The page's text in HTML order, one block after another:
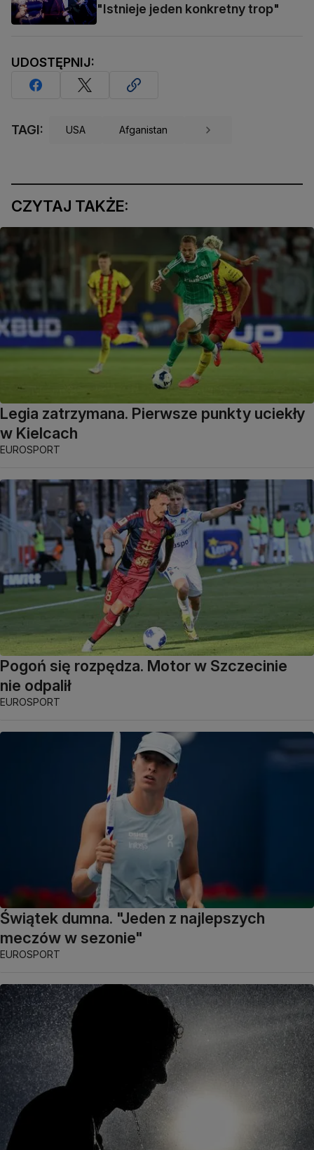
"Istnieje jeden konkretny trop"
UDOSTĘPNIJ:
TAGI: USA Afganistan
CZYTAJ TAKŻE:
Legia zatrzymana. Pierwsze punkty uciekły
w Kielcach
EUROSPORT
Pogoń się rozpędza. Motor w Szczecinie
nie odpalił
EUROSPORT
Świątek dumna. "Jeden z najlepszych
meczów w sezonie"
EUROSPORT